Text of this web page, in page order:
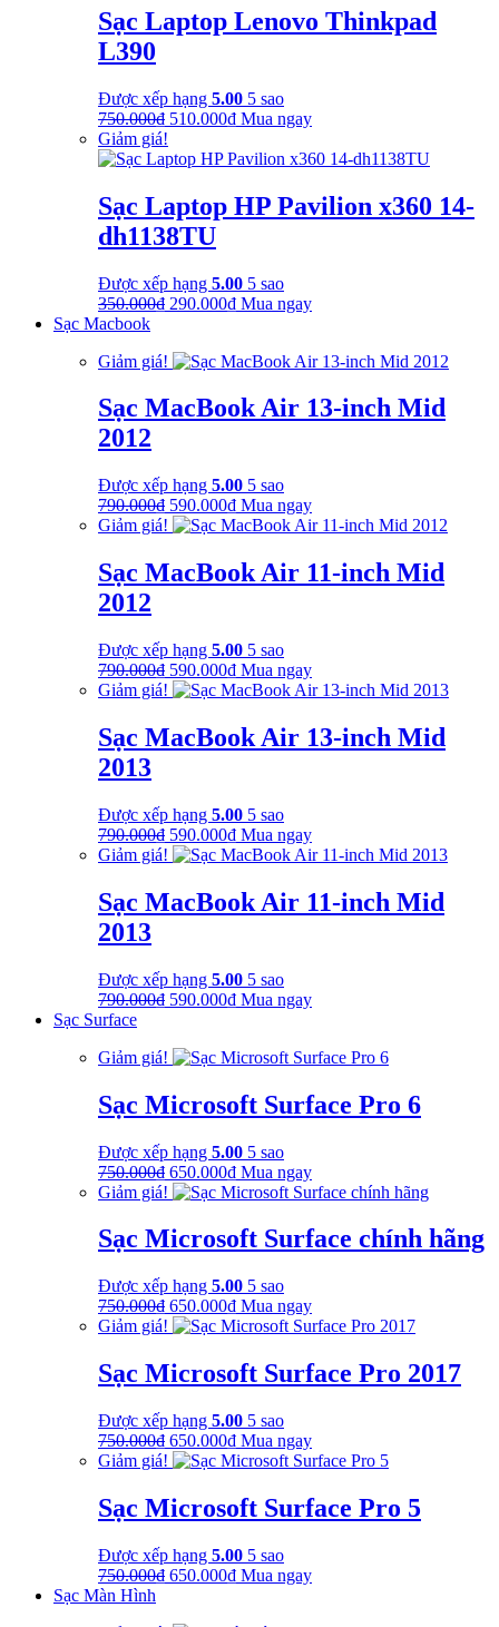
350.000₫.là:
290.000₫.
Sạc Laptop Lenovo Thinkpad
L390
Được xếp hạng 5.00 5 sao
750.000₫ Giá
là:
510.000₫Giá
tại
510.000₫.
Mua ngay
Giảm giá!
Sạc Laptop HP Pavilion x360 14-
dh1138TU
Được xếp hạng 5.00 5 sao
350.000₫ Giá
350.000₫.
290.000₫Giá
là:
Mua ngay
Sạc Macbook
Giảm giá!
Sạc MacBook Air 13-inch Mid
2012
Được xếp hạng 5.00 5 sao
790.000₫ Giá
gốc
790.000₫.
590.000₫Giá
hiện
là:
590.000₫.
Mua ngay
Giảm giá!
Sạc MacBook Air 11-inch Mid
2012
Được xếp hạng 5.00 5 sao
790.000₫ Giá
gốc
790.000₫.
590.000₫Giá
hiện
là:
590.000₫.
Mua ngay
Giảm giá!
Sạc MacBook Air 13-inch Mid
2013
Được xếp hạng 5.00 5 sao
790.000₫ Giá
gốc
790.000₫.
590.000₫Giá
hiện
là:
590.000₫.
Mua ngay
Giảm giá!
Sạc MacBook Air 11-inch Mid
2013
Được xếp hạng 5.00 5 sao
790.000₫ Giá
790.000₫.
590.000₫Giá
là:
Mua ngay
Sạc Surface
Giảm giá!
Sạc Microsoft Surface Pro 6
Được xếp hạng 5.00 5 sao
750.000₫ Giá
gốc
750.000₫.
650.000₫Giá
hiện
là:
650.000₫.
Mua ngay
Giảm giá!
Sạc Microsoft Surface chính hãng
Được xếp hạng 5.00 5 sao
750.000₫ Giá
gốc
750.000₫.
650.000₫Giá
hiện
là:
650.000₫.
Mua ngay
Giảm giá!
Sạc Microsoft Surface Pro 2017
Được xếp hạng 5.00 5 sao
750.000₫ Giá
gốc
750.000₫.
650.000₫Giá
hiện
là:
650.000₫.
Mua ngay
Giảm giá!
Sạc Microsoft Surface Pro 5
Được xếp hạng 5.00 5 sao
750.000₫ Giá
650.000₫Giá
Mua ngay
Sạc Màn Hình